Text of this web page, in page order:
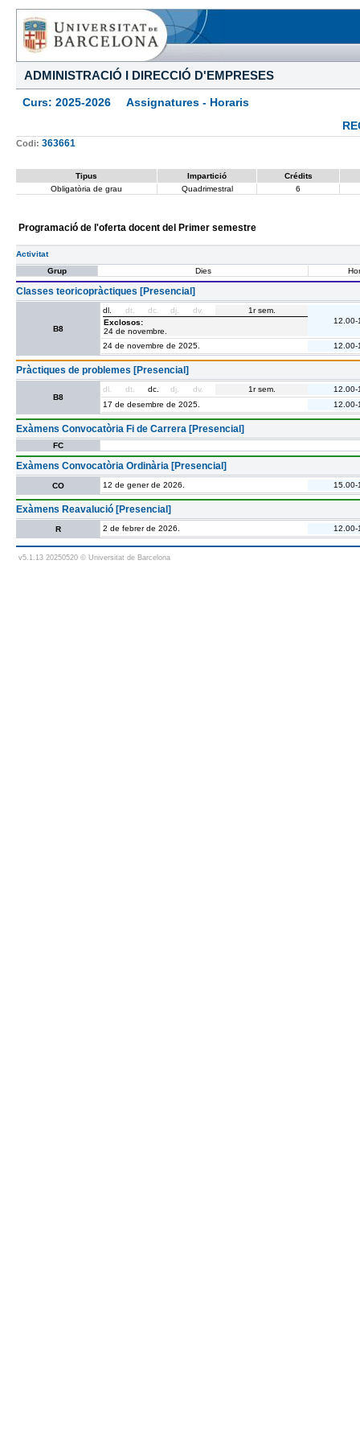
ADMINISTRACIÓ I DIRECCIÓ D'EMPRESES
Curs: 2025-2026 Assignatures - Horaris
Codi: 363661
Tipus Impartició
Crédits
Obligatòria de grau
Quadrimestral 6
Programació de l'oferta docent del Primer semestre
Activitat
Grup
Dies
Classes teoricopràctiques [Presencial]
B8
dl. dt. dc. dj. dv.
1r sem.
Exclosos:
24 de novembre.
12.00-
24 de novembre de 2025. 12.00-
Pràctiques de problemes [Presencial]
B8
dl. dt. dc. dj. dv. 1r sem.
12.00-
17 de desembre de 2025.
12.00-
Exàmens Convocatòria Fi de Carrera [Presencial]
FC
Exàmens Convocatòria Ordinària [Presencial]
CO 12 de gener de 2026. 15.00-
Exàmens Reavalució [Presencial]
R 2 de febrer de 2026. 12.00-
v5.1.13 20250520 © Universitat de Barcelona